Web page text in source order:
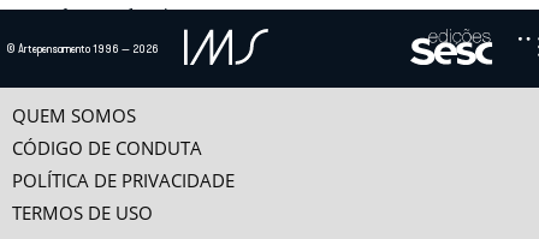
POESIA VÍRGULA VIVA
Para que se entenda a poesia dos anos 1970, é preciso abordar primeiro a
saudável disputa que houve no início dos...
Telecom de Literatura.
© Artepensamento 1996 — 2026
QUEM SOMOS
CÓDIGO DE CONDUTA
POLÍTICA DE PRIVACIDADE
TERMOS DE USO